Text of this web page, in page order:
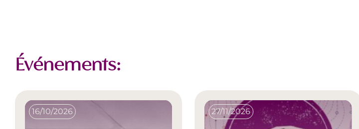
Événements:
16/10/2026 27/11/2026